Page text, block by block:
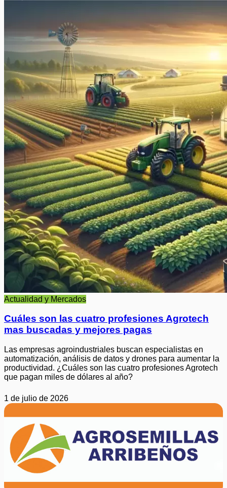
Actualidad y Mercados
Cuáles son las cuatro profesiones Agrotech
mas buscadas y mejores pagas
Las empresas agroindustriales buscan especialistas en
automatización, análisis de datos y drones para aumentar la
productividad. ¿Cuáles son las cuatro profesiones Agrotech
que pagan miles de dólares al año?
1 de julio de 2026